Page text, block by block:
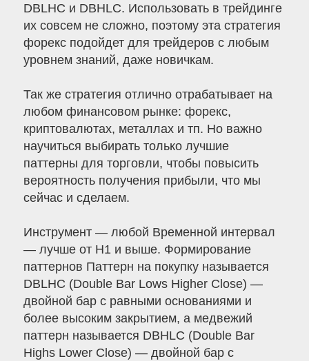
DBLHC и DBHLC. Использовать в трейдинге
их совсем не сложно, поэтому эта стратегия
форекс подойдет для трейдеров с любым
уровнем знаний, даже новичкам.
Так же стратегия отлично отрабатывает на
любом финансовом рынке: форекс,
криптовалютах, металлах и тп. Но важно
научиться выбирать только лучшие
паттерны для торговли, чтобы повысить
вероятность получения прибыли, что мы
сейчас и сделаем.
Инструмент — любой Временной интервал
— лучше от H1 и выше. Формирование
паттернов Паттерн на покупку называется
DBLHC (Double Bar Lows Higher Close) —
двойной бар с равными основаниями и
более высоким закрытием, а медвежий
паттерн называется DBHLC (Double Bar
Highs Lower Close) — двойной бар с